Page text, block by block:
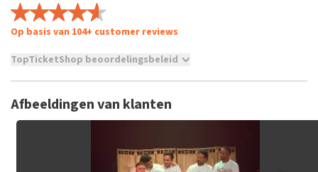
Op basis van 104+ customer reviews
TopTicketShop beoordelingsbeleid
niet mogelijk om een review achter te laten als je geen
tickets hebt aangeschaft bij TopTicketShop. Reviews met
Het kan enkele weken duren voordat een review wordt
Afbeeldingen van klanten